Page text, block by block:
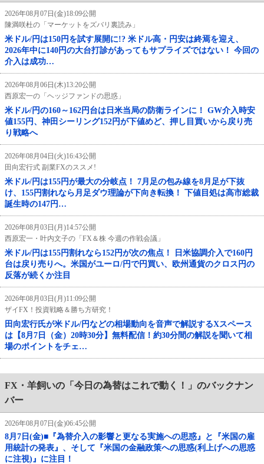
2026年08月07日(金)18:09公開
陳満咲杜の「マーケットをズバリ裏読み」
米ドル/円は150円を試す展開に!? 米ドル高・円安は終焉を迎え、
2026年中に140円の大台打診があってもサプライズではない！ 今回の
介入は成功…
2026年08月06日(木)13:20公開
西原宏一の「ヘッジファンドの思惑」
米ドル/円の160～162円台は日米当局の防衛ラインに！ GW介入時安
値155円、神田シーリング152円が下値めど、押し目買いから戻り売
り戦略へ
2026年08月04日(火)16:43公開
田向宏行式 副業FXのススメ!
米ドル/円は155円が最大の分岐点！ 7月足の包み線を8月足が下抜
け、155円割れなら月足ダウ理論が下向き転換！ 下値目処は高市総裁
誕生時の147円…
2026年08月03日(月)14:57公開
西原宏一・叶内文子の「FX＆株 今週の作戦会議」
米ドル/円は155円割れなら152円が次の焦点！ 日米協調介入で160円
台は戻り売りへ。米国がユーロ/円で円買い、欧州通貨のクロス円の
反落が続くか注目
2026年08月03日(月)11:09公開
ザイFX！投資戦略＆勝ち方研究！
田向宏行氏が米ドル/円などの相場動向を音声で解説するXスペース
は【8月7日（金）20時30分】無料配信！約30分間の解説を聞いて相
場のポイントをチェ…
FX・羊飼いの「今日の為替はこれで動く！」のバックナン
バー
2026年08月07日(金)06:45公開
8月7日(金)■『為替介入の影響と更なる実施への思惑』と『米国の雇
用統計の発表』、そして『米国の金融政策への思惑(利上げへの思惑
に注視)』に注目！